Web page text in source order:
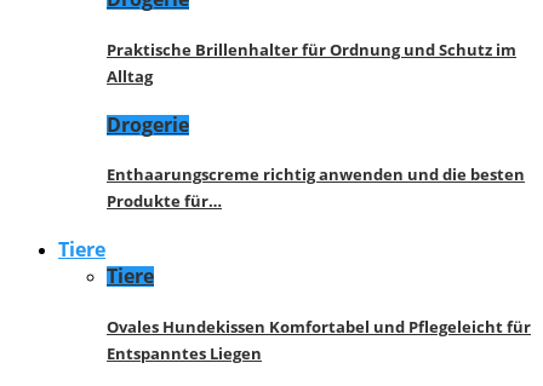
Praktische Brillenhalter für Ordnung und Schutz im
Alltag
Drogerie
Enthaarungscreme richtig anwenden und die besten
Produkte für…
Tiere
Tiere
Ovales Hundekissen Komfortabel und Pflegeleicht für
Entspanntes Liegen